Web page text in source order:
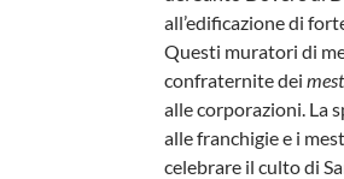
all’edificazione di
Questi muratori di
confraternite dei
alle corporazioni. La
alle franchigie e i
celebrare il culto di